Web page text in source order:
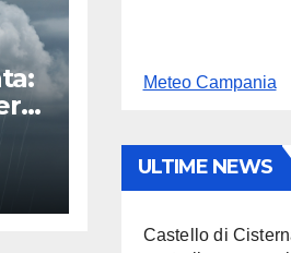
Meteo Campania
ULTIME NEWS
Castello di